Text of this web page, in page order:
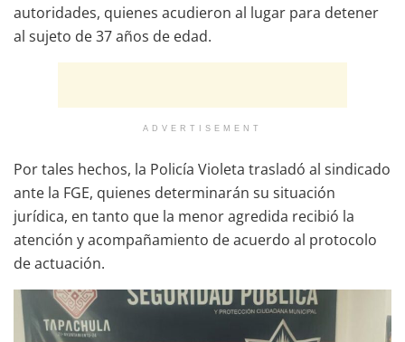
autoridades, quienes acudieron al lugar para detener
al sujeto de 37 años de edad.
ADVERTISEMENT
Por tales hechos, la Policía Violeta trasladó al sindicado
ante la FGE, quienes determinarán su situación
jurídica, en tanto que la menor agredida recibió la
atención y acompañamiento de acuerdo al protocolo
de actuación.